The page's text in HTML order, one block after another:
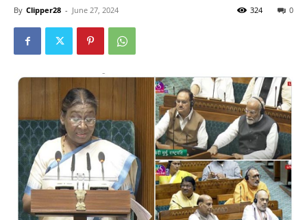
By Clipper28 - June 27, 2024 0
324